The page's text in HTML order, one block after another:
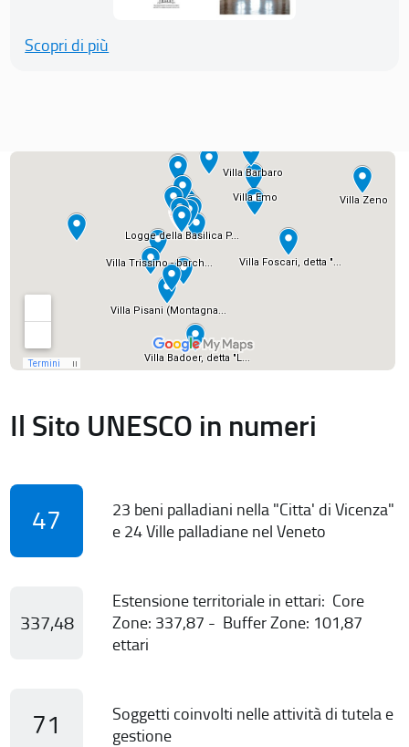
Scopri di più
Il Sito UNESCO in numeri
47
23 beni palladiani nella "Citta' di Vicenza"
e 24 Ville palladiane nel Veneto
337,48
Estensione territoriale in ettari: Core
Zone: 337,87 - Buffer Zone: 101,87
ettari
71
Soggetti coinvolti nelle attività di tutela e
gestione